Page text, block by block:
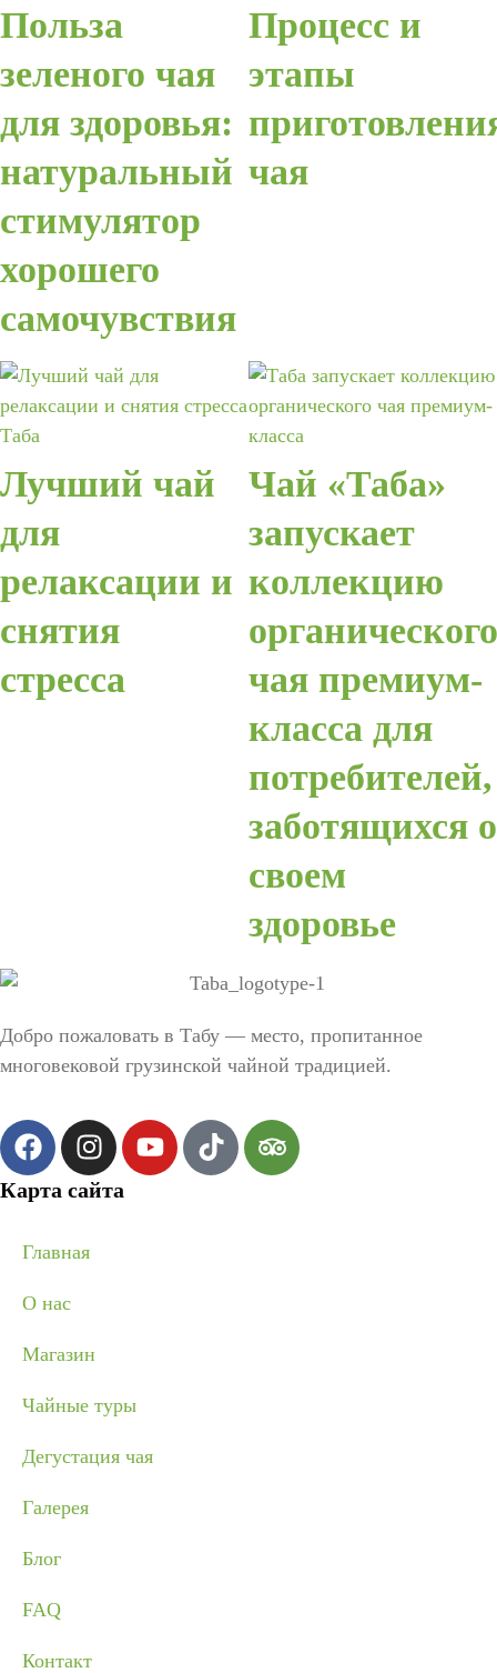
Польза
зеленого чая
для здоровья:
натуральный
стимулятор
хорошего
самочувствия
Процесс и
этапы
чая
Лучший чай
для
релаксации и
снятия
стресса
Чай «Таба»
запускает
коллекцию
органического
чая премиум-
класса для
потребителей,
заботящихся о
своем
здоровье
Добро пожаловать в Табу — место, пропитанное
многовековой грузинской чайной традицией.
Карта сайта
Главная
О нас
Магазин
Чайные туры
Дегустация чая
Галерея
Блог
FAQ
Контакт